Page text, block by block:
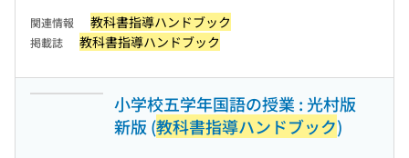
関連情報 教科書指導ハンドブック
掲載誌 教科書指導ハンドブック
小学校五学年国語の授業 : 光村版
新版 (教科書指導ハンドブック)